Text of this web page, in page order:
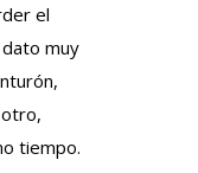
el
muy
tiempo.